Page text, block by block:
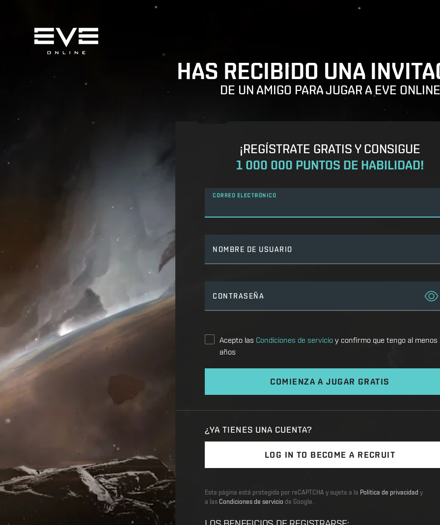
HAS RECIBIDO UNA
DE UN AMIGO PARA JUGAR A EVE ONLINE
¡REGÍSTRATE GRATIS Y CONSIGUE
1 000 000 PUNTOS DE HABILIDAD!
CORREO ELECTRÓNICO
NOMBRE DE USUARIO
CONTRASEÑA
Acepto las Condiciones de servicio y confirmo que tengo al menos
años
COMIENZA A JUGAR GRATIS
¿YA TIENES UNA CUENTA?
LOG IN TO BECOME A RECRUIT
Esta página está protegida por reCAPTCHA y sujeta a la Política de privacidad y
a las Condiciones de servicio de Google.